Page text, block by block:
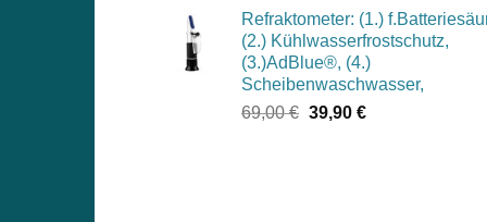
war:
1.049,00 €
ist:
994,00 €.
Refraktometer: (1.)
(2.) Kühlwasserfrostschutz,
(3.)AdBlue®, (4.)
Scheibenwaschwasser,
69,00€ Ursprünglicher
39,90 €Aktueller